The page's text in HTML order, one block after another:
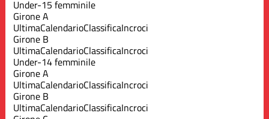
Under-15 femminile
Girone A
UltimaCalendarioClassificaIncroci
Girone B
UltimaCalendarioClassificaIncroci
Under-14 femminile
Girone A
UltimaCalendarioClassificaIncroci
Girone B
UltimaCalendarioClassificaIncroci